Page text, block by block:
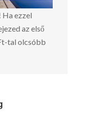
ezzel
az első
tal olcsóbb